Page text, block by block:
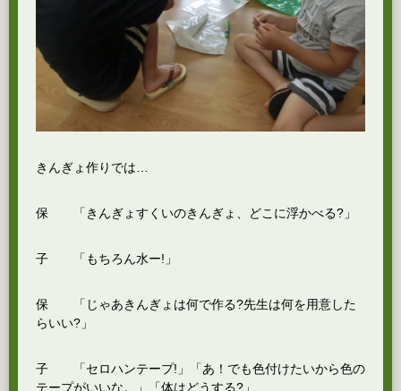
きんぎょ作りでは…
保 「きんぎょすくいのきんぎょ、どこに浮かべる?」
子 「もちろん水ー!」
保 「じゃあきんぎょは何で作る?先生は何を用意した
らいい?」
子 「セロハンテープ!」「あ！でも色付けたいから色の
テープがいいな。」「体はどうする?」